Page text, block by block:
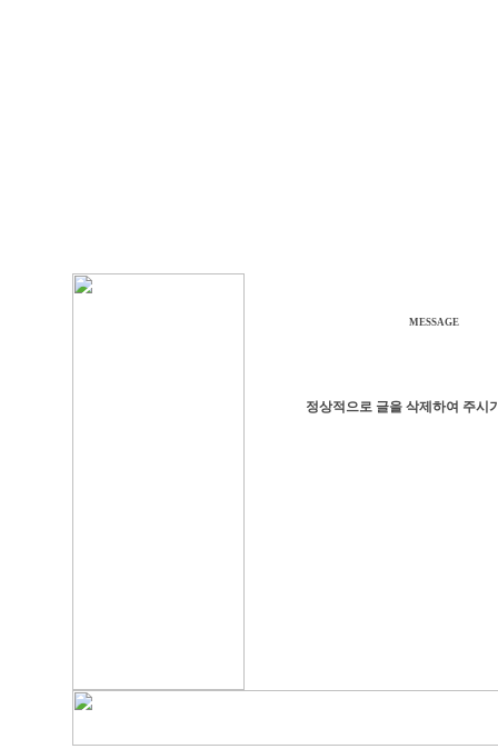
MESSAGE
정상적으로 글을 삭제하여 주시